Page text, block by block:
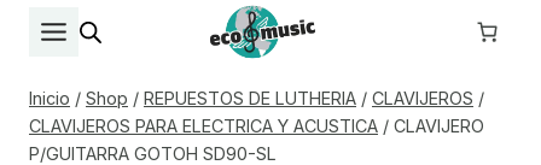
Inicio / Shop / REPUESTOS DE LUTHERIA / CLAVIJEROS /
CLAVIJEROS PARA ELECTRICA Y ACUSTICA / CLAVIJERO
P/GUITARRA GOTOH SD90-SL